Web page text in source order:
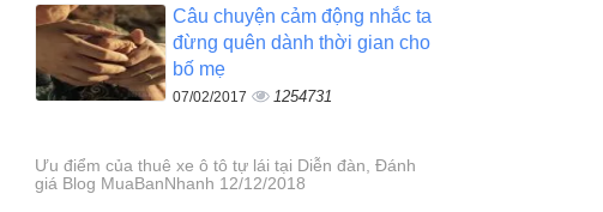
Câu chuyện cảm động nhắc ta
đừng quên dành thời gian cho
bố mẹ
07/02/2017 1254731
Ưu điểm của thuê xe ô tô tự lái tại Diễn đàn, Đánh
giá Blog MuaBanNhanh 12/12/2018